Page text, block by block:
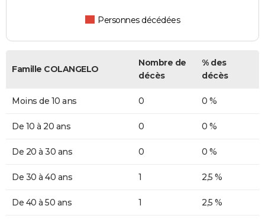
Personnes décédées
Famille COLANGELO
Nombre de
décès
% des
décès
Moins de 10 ans 0 0 %
De 10 à 20 ans 0 0 %
De 20 à 30 ans 0 0 %
De 30 à 40 ans 1 2,5 %
De 40 à 50 ans 1 2,5 %